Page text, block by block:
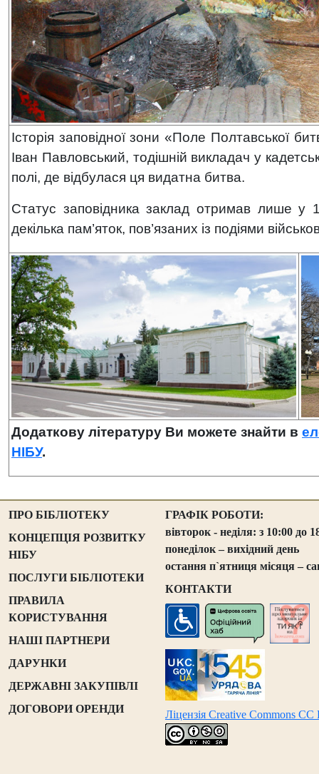
Історія заповідної зони «Поле Полтавської
Іван Павловський, тодішній викладач у
полі, де відбулася ця видатна битва.
Статус заповідника заклад отримав лише у
декілька пам’яток, пов’язаних із подіями
Додаткову літературу Ви можете знайти в
НІБУ.
ПРО БІБЛІОТЕКУ
КОНЦЕПЦІЯ РОЗВИТКУ
НІБУ
ПОСЛУГИ БІБЛІОТЕКИ
ПРАВИЛА
КОРИСТУВАННЯ
НАШІ ПАРТНЕРИ
ДАРУНКИ
ДЕРЖАВНІ ЗАКУПІВЛІ
ДОГОВОРИ ОРЕНДИ
ГРАФІК РОБОТИ:
вівторок - неділя: з 10:00 до
понеділок – вихідний день
остання п`ятниця місяця –
КОНТАКТИ
Ліцензія Creative Commons